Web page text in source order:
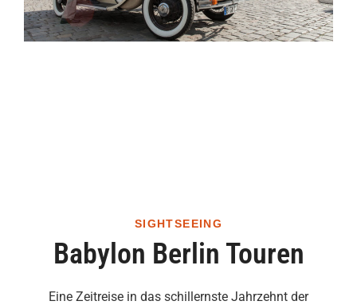
SIGHTSEEING
Babylon Berlin Touren
Eine Zeitreise in das schillernste Jahrzehnt der